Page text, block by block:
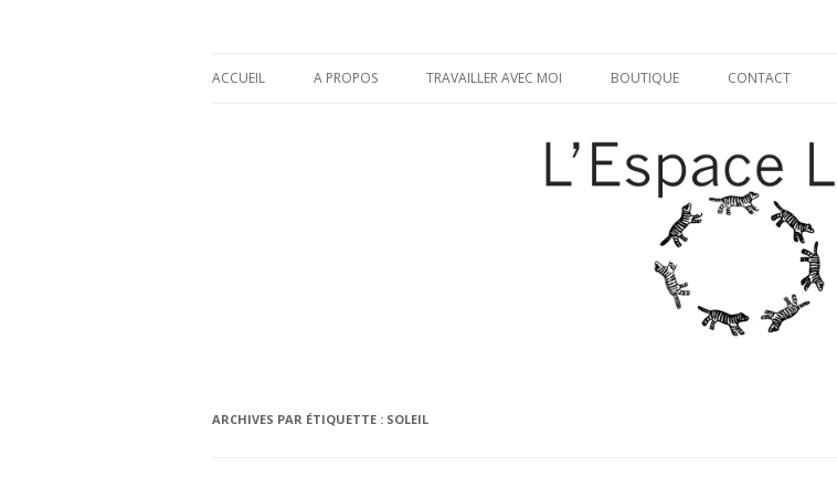
au
ACCUEIL A PROPOS TRAVAILLER AVEC MOI BOUTIQUE CONTACT
ARCHIVES PAR ÉTIQUETTE : SOLEIL